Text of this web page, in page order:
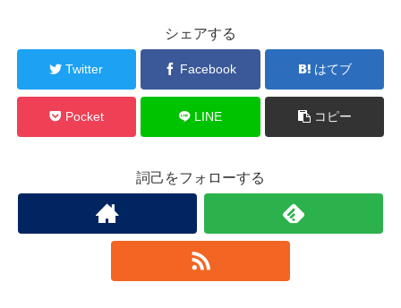
シェアする
Twitter Facebook はてブ
Pocket LINE コピー
詞己をフォローする